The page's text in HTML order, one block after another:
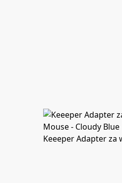
Keeeper Adapter za